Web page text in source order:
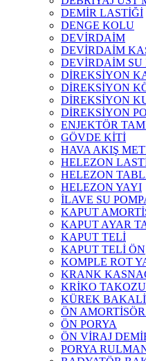
DEMİR LASTİĞİ
DENGE KOLU
DEVİRDAİM
DEVİRDAİM
DEVİRDAİM SU
DİREKSİYON
DİREKSİYON
DİREKSİYON
DİREKSİYON
ENJEKTÖR
GÖVDE KİTİ
HAVA AKIŞ
HELEZON
HELEZON
HELEZON YAYI
İLAVE SU
KAPUT
KAPUT AYAR
KAPUT TELİ
KAPUT TELİ ÖN
KOMPLE ROT
KRANK
KRİKO TAKOZU
KÜREK
ÖN
ÖN PORYA
ÖN VİRAJ
PORYA